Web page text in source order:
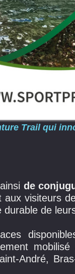
Trail qui
de
visiteurs
de
André,